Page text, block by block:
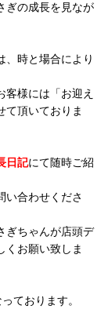
ぎの成長を見なが
、時と場合により
客様には「お迎え
て頂いておりま
日記にて随時ご紹
い合わせくださ
ぎちゃんが店頭デ
くお願い致しま
ております。